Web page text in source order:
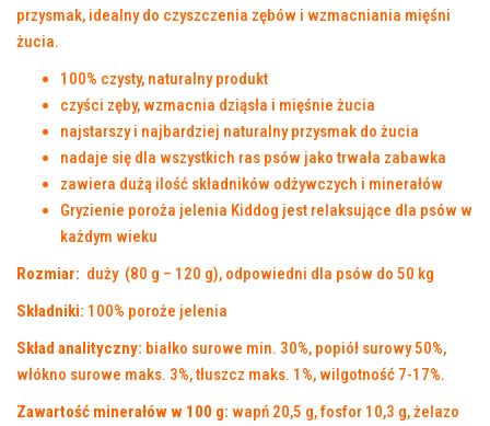
przysmak, idealny do czyszczenia zębów i wzmacniania mięśni
żucia.
100% czysty, naturalny produkt
czyści zęby, wzmacnia dziąsła i mięśnie żucia
najstarszy i najbardziej naturalny przysmak do żucia
nadaje się dla wszystkich ras psów jako trwała zabawka
zawiera dużą ilość składników odżywczych i minerałów
Gryzienie poroża jelenia Kiddog ​​jest relaksujące dla psów w
każdym wieku
Rozmiar: duży (80 g – 120 g), odpowiedni dla psów do 50 kg
Składniki: 100% poroże jelenia
Skład analityczny: białko surowe min. 30%, popiół surowy 50%,
włókno surowe maks. 3%, tłuszcz maks. 1%, wilgotność 7-17%.
Zawartość minerałów w 100 g: wapń 20,5 g, fosfor 10,3 g, żelazo